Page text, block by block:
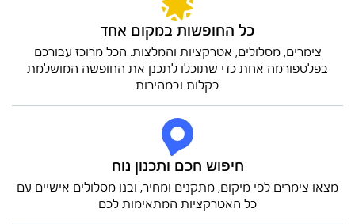
כל החופשות במקום אחד
צימרים, מסלולים, אטרקציות והמלצות. הכל מרוכז עבורכם
בפלטפורמה אחת כדי שתוכלו לתכנן את החופשה המושלמת
בקלות ובמהירות
חיפוש חכם ותכנון נוח
מצאו צימרים לפי מיקום, מתקנים ומחיר, ובנו מסלולים אישיים עם
כל האטרקציות המתאימות לכם